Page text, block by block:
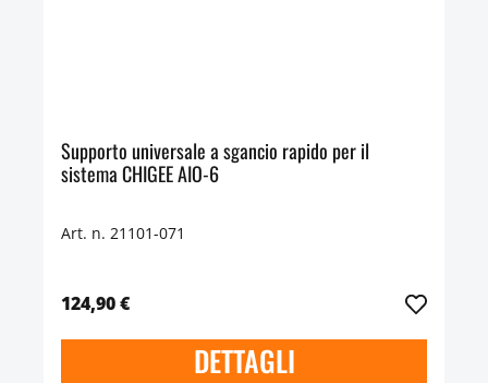
Supporto universale a sgancio rapido per il
sistema CHIGEE AIO-6
Art. n. 21101-071
124,90 €
DETTAGLI